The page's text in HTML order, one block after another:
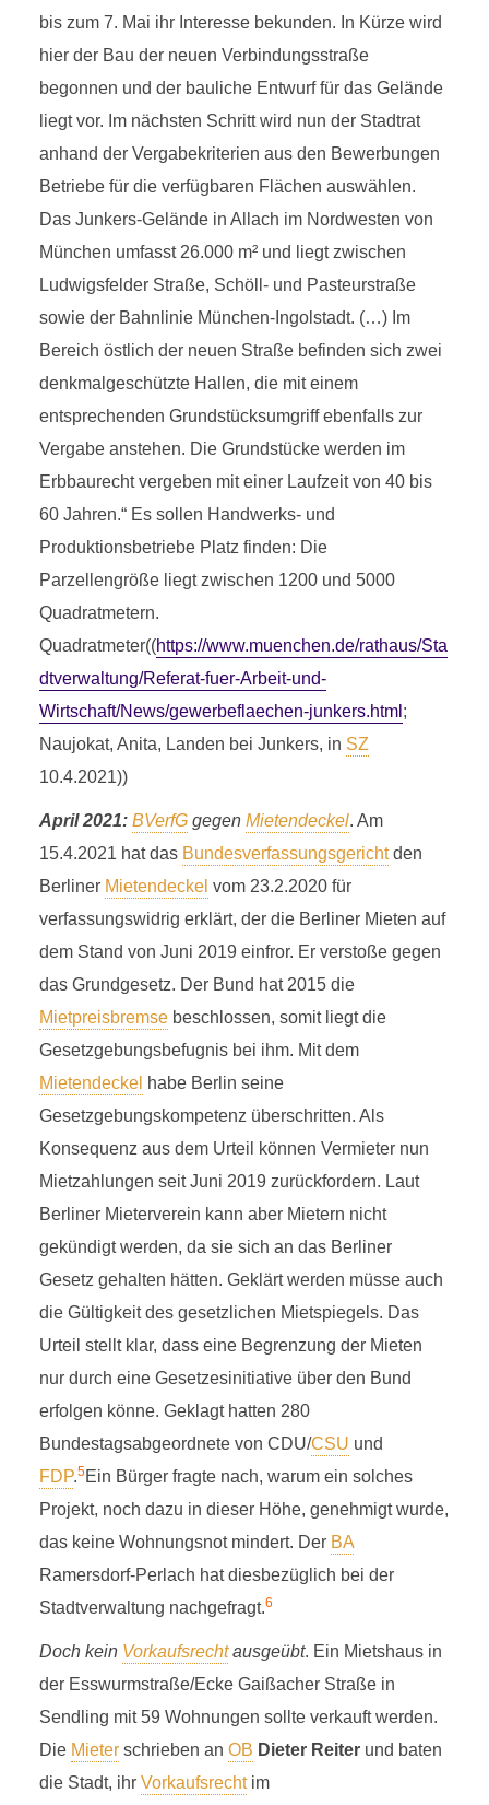
bis zum 7. Mai ihr Interesse bekunden. In Kürze wird
hier der Bau der neuen Verbindungsstraße
begonnen und der bauliche Entwurf für das Gelände
liegt vor. Im nächsten Schritt wird nun der Stadtrat
anhand der Vergabekriterien aus den Bewerbungen
Betriebe für die verfügbaren Flächen auswählen.
Das Junkers-Gelände in Allach im Nordwesten von
München umfasst 26.000 m² und liegt zwischen
Ludwigsfelder Straße, Schöll- und Pasteurstraße
sowie der Bahnlinie München-Ingolstadt. (…) Im
Bereich östlich der neuen Straße befinden sich zwei
denkmalgeschützte Hallen, die mit einem
entsprechenden Grundstücksumgriff ebenfalls zur
Vergabe anstehen. Die Grundstücke werden im
Erbbaurecht vergeben mit einer Laufzeit von 40 bis
60 Jahren.“ Es sollen Handwerks- und
Produktionsbetriebe Platz finden: Die
Parzellengröße liegt zwischen 1200 und 5000
Quadratmetern.
Quadratmeter((https://www.muenchen.de/rathaus/Sta
dtverwaltung/Referat-fuer-Arbeit-und-
Wirtschaft/News/gewerbeflaechen-junkers.html ;
Naujokat, Anita, Landen bei Junkers, in SZ
10.4.2021))
April 2021: BVerfGgegen Mietendeckel. Am
15.4.2021 hat das Bundesverfassungsgerichtden
Berliner Mietendeckel vom 23.2.2020 für
verfassungswidrig erklärt, der die Berliner Mieten auf
dem Stand von Juni 2019 einfror. Er verstoße gegen
das Grundgesetz. Der Bund hat 2015 die
Mietpreisbremsebeschlossen, somit liegt die
Gesetzgebungsbefugnis bei ihm. Mit dem
Mietendeckel habe Berlin seine
Gesetzgebungskompetenz überschritten. Als
Konsequenz aus dem Urteil können Vermieter nun
Mietzahlungen seit Juni 2019 zurückfordern. Laut
Berliner Mieterverein kann aber Mietern nicht
gekündigt werden, da sie sich an das Berliner
Gesetz gehalten hätten. Geklärt werden müsse auch
die Gültigkeit des gesetzlichen Mietspiegels. Das
Urteil stellt klar, dass eine Begrenzung der Mieten
nur durch eine Gesetzesinitiative über den Bund
erfolgen könne. Geklagt hatten 280
Bundestagsabgeordnete von CDU/CSU und
FDP.5Ein Bürger fragte nach, warum ein solches
Projekt, noch dazu in dieser Höhe, genehmigt wurde,
das keine Wohnungsnot mindert. Der BA
Ramersdorf-Perlach hat diesbezüglich bei der
Stadtverwaltung nachgefragt.6
Doch kein Vorkaufsrechtausgeübt. Ein Mietshaus in
der Esswurmstraße/Ecke Gaißacher Straße in
Sendling mit 59 Wohnungen sollte verkauft werden.
Die Mieterschrieben an OB Dieter Reiterund baten
die Stadt, ihr Vorkaufsrechtim